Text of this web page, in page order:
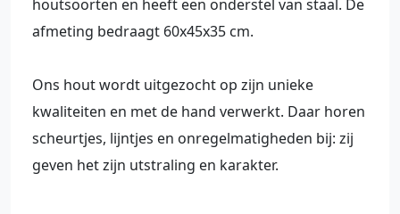
houtsoorten en heeft een onderstel van staal. De
afmeting bedraagt 60x45x35 cm.
Ons hout wordt uitgezocht op zijn unieke
kwaliteiten en met de hand verwerkt. Daar horen
scheurtjes, lijntjes en onregelmatigheden bij: zij
geven het zijn utstraling en karakter.